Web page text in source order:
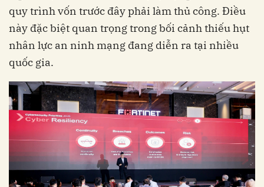
quy trình vốn trước đây phải làm thủ công. Điều
này đặc biệt quan trọng trong bối cảnh thiếu hụt
nhân lực an ninh mạng đang diễn ra tại nhiều
quốc gia.